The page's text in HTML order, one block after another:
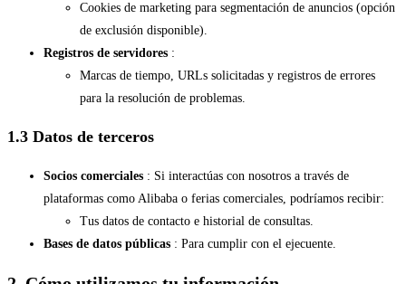
Cookies de marketing para segmentación de anuncios (opción
de exclusión disponible).
Registros de servidores :
Marcas de tiempo, URLs solicitadas y registros de errores
para la resolución de problemas.
1.3 Datos de terceros
Socios comerciales : Si interactúas con nosotros a través de
plataformas como Alibaba o ferias comerciales, podríamos recibir:
Tus datos de contacto e historial de consultas.
Bases de datos públicas : Para cumplir con el ejecuente.